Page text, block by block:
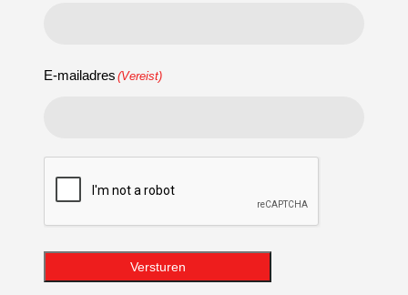
E-mailadres (Vereist)
Versturen